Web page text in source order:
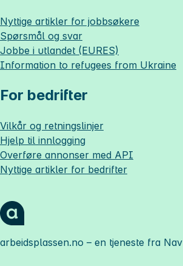
Nyttige artikler for jobbsøkere
Spørsmål og svar
Jobbe i utlandet (EURES)
Information to refugees from Ukraine
For bedrifter
Vilkår og retningslinjer
Hjelp til innlogging
Overføre annonser med API
Nyttige artikler for bedrifter
arbeidsplassen.no – en tjeneste fra Nav